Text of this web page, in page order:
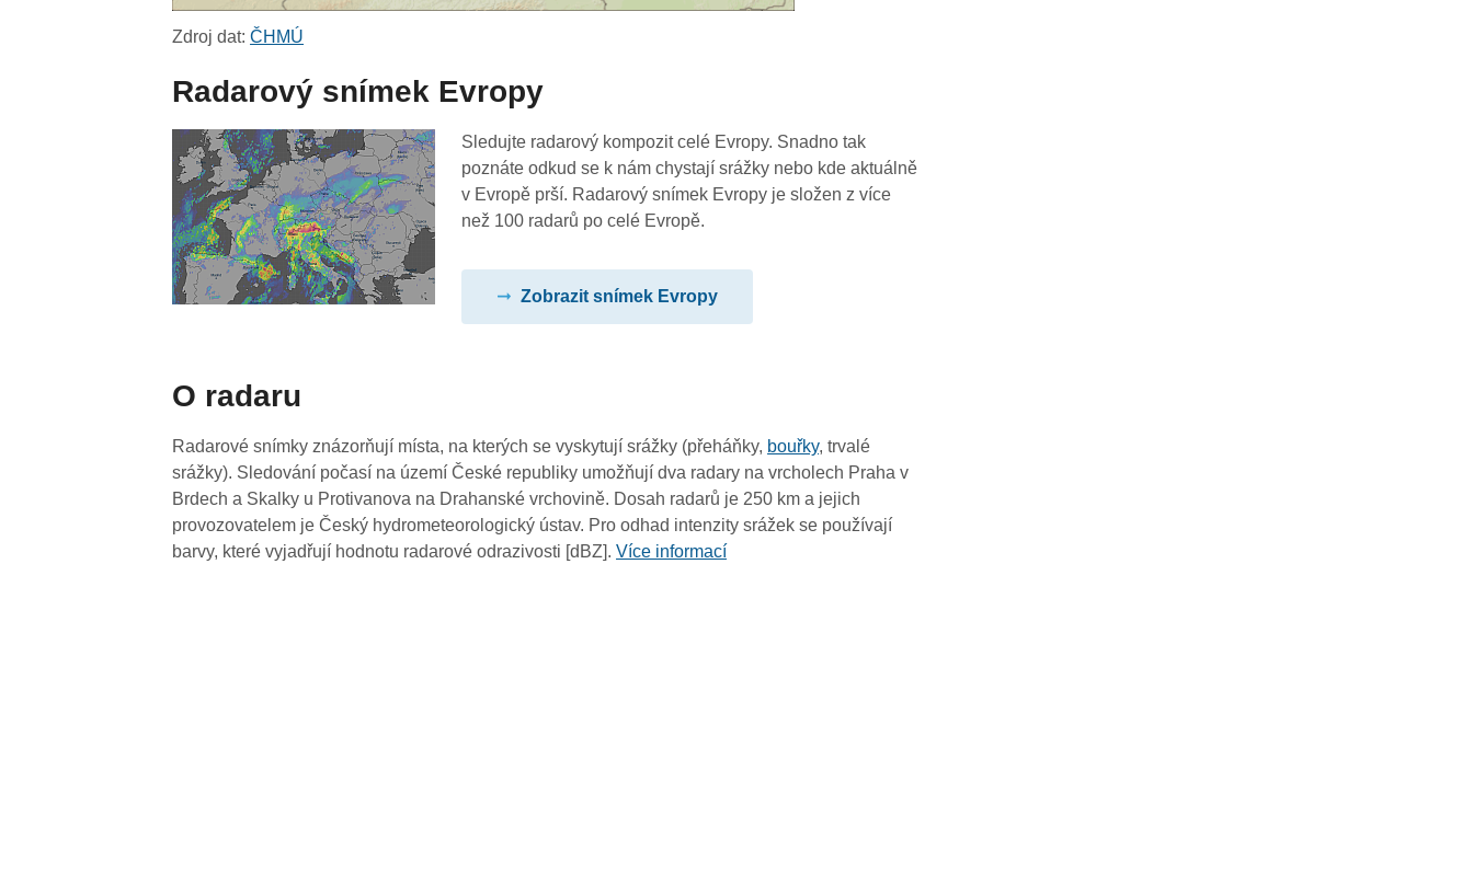
17:40
17:30
17:20
15:40
15:30
15:20
15:10
Zdroj dat:ČHMÚ
Radarový snímek Evropy
Sledujte radarový kompozit celé Evropy. Snadno tak
poznáte odkud se k nám chystají srážky nebo kde aktuálně
v Evropě prší. Radarový snímek Evropy je složen z více
než 100 radarů po celé Evropě.
Zobrazit snímek Evropy
O radaru
Radarové snímky znázorňují místa, na kterých se vyskytují srážky (přeháňky, bouřky, trvalé
srážky). Sledování počasí na území České republiky umožňují dva radary na vrcholech Praha v
Brdech a Skalky u Protivanova na Drahanské vrchovině. Dosah radarů je 250 km a jejich
provozovatelem je Český hydrometeorologický ústav. Pro odhad intenzity srážek se používají
barvy, které vyjadřují hodnotu radarové odrazivosti [dBZ].Více informací